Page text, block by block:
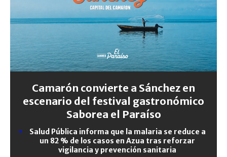
Camarón convierte a Sánchez en
escenario del festival gastronómico
Saborea el Paraíso
Salud Pública informa que la malaria se reduce a
un 82 % de los casos en Azua tras reforzar
vigilancia y prevención sanitaria